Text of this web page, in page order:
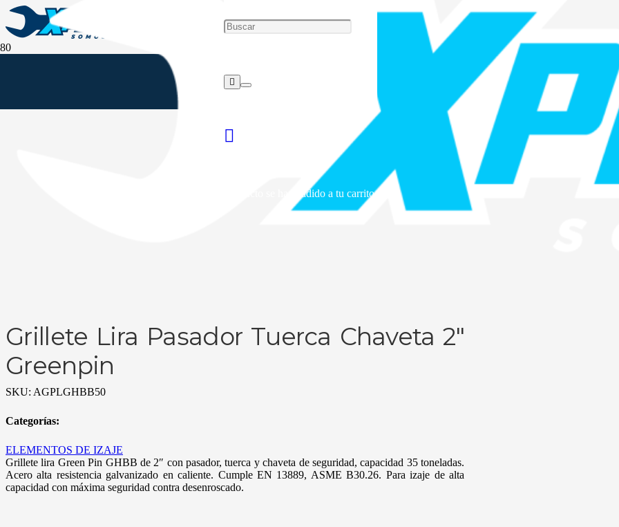
se ha añadido a tu carrito.
Grillete Lira Pasador Tuerca Chaveta 2″
Greenpin
SKU: AGPLGHBB50
Categorías:
ELEMENTOS DE IZAJE
Grillete lira Green Pin GHBB de 2″ con pasador, tuerca y chaveta de seguridad, capacidad 35 toneladas.
Acero alta resistencia galvanizado en caliente. Cumple EN 13889, ASME B30.26. Para izaje de alta
capacidad con máxima seguridad contra desenroscado.